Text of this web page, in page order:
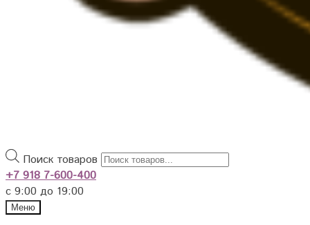
Поиск товаров
+7 918 7-600-400
с 9:00 до 19:00
Меню